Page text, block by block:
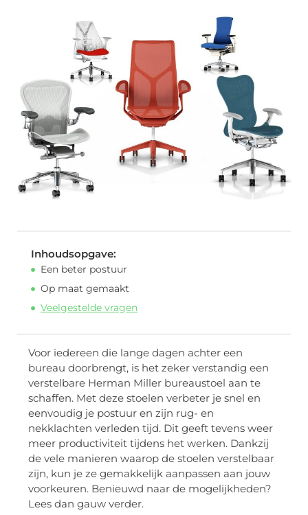
Inhoudsopgave:
Een beter postuur
Op maat gemaakt
Veelgestelde vragen
Voor iedereen die lange dagen achter een
bureau doorbrengt, is het zeker verstandig een
verstelbare Herman Miller bureaustoel aan te
schaffen. Met deze stoelen verbeter je snel en
eenvoudig je postuur en zijn rug- en
nekklachten verleden tijd. Dit geeft tevens weer
meer productiviteit tijdens het werken. Dankzij
de vele manieren waarop de stoelen verstelbaar
zijn, kun je ze gemakkelijk aanpassen aan jouw
voorkeuren. Benieuwd naar de mogelijkheden?
Lees dan gauw verder.